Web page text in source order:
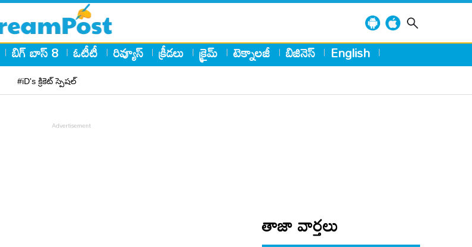
బిగ్ బాస్ 8 ఓటీటీ రివ్యూస్ క్రీడలు క్రైమ్ టెక్నాలజీ బిజినెస్ English
#iD's క్రికెట్ స్పెషల్
తాజా వార్తలు